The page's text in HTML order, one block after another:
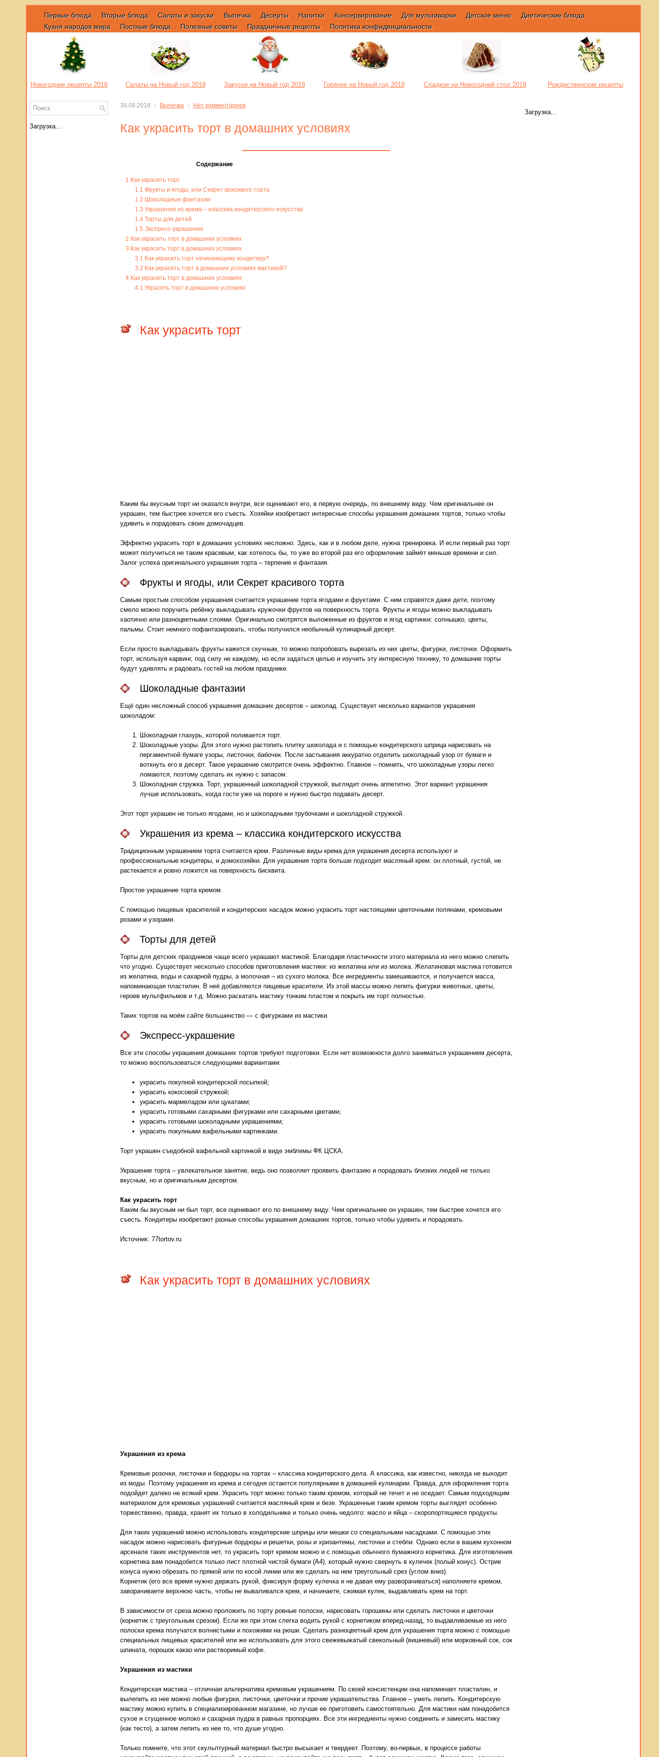
Первые блюда Вторые блюда Салаты и закуски Выпечка Десерты Напитки Консервирование Для мультиварки Детское меню
Диетические блюда
Кухня народов мира
Постные блюда Полезные советы Праздничные рецепты Политика конфиденциальности
Новогодние рецепты 2019 Салаты на Новый год 2019 Закуски на Новый год 2019 Горячее на Новый год 2019 Сладкое на Новогодний стол 2019 Рождественские рецепты
30.08.2018 Выпечка Нет комментариев
Как украсить торт в домашних условиях
Содержание
1 Как украсить торт
1.1 Фрукты и ягоды, или Секрет красивого торта
1.2 Шоколадные фантазии
1.3 Украшения из крема – классика кондитерского искусства
1.4Торты для детей
1.5 Экспресс-украшение
2 Как украсить торт в домашних условиях
3 Как украсить торт в домашних условиях
3.1 Как украсить торт начинающему кондитеру?
3.2 Как украсить торт в домашних условиях мастикой?
4 Как украсить торт в домашних условиях
4.1 Украсить торт в домашних условиях
Как украсить торт
Каким бы вкусным торт ни оказался внутри, все оценивают его, в первую очередь, по внешнему виду. Чем оригинальнее он
украшен, тем быстрее хочется его съесть. Хозяйки изобретают интересные способы украшения домашних тортов, только чтобы
удивить и порадовать своих домочадцев.
Эффектно украсить торт в домашних условиях несложно. Здесь, как и в любом деле, нужна тренировка. И если первый раз торт
может получиться не таким красивым, как хотелось бы, то уже во второй раз его оформление займёт меньше времени и сил.
Залог успеха оригинального украшения торта – терпение и фантазия.
Фрукты и ягоды, или Секрет красивого торта
Самым простым способом украшения считается украшение торта ягодами и фруктами. С ним справятся даже дети, поэтому
смело можно поручить ребёнку выкладывать кружочки фруктов на поверхность торта. Фрукты и ягоды можно выкладывать
хаотично или разноцветными слоями. Оригинально смотрятся выложенные из фруктов и ягод картинки: солнышко, цветы,
пальмы. Стоит немного пофантазировать, чтобы получился необычный кулинарный десерт.
Если просто выкладывать фрукты кажется скучным, то можно попробовать вырезать из них цветы, фигурки, листочки. Оформить
торт, используя карвинг, под силу не каждому, но если задаться целью и изучить эту интересную технику, то домашние торты
будут удивлять и радовать гостей на любом празднике.
Шоколадные фантазии
Ещё один несложный способ украшения домашних десертов – шоколад. Существует несколько вариантов украшения
шоколадом:
Шоколадная глазурь, которой поливается торт.
Шоколадные узоры. Для этого нужно растопить плитку шоколада и с помощью кондитерского шприца нарисовать на
пергаментной бумаге узоры, листочки, бабочек. После застывания аккуратно отделить шоколадный узор от бумаги и
воткнуть его в десерт. Такое украшение смотрится очень эффектно. Главное – помнить, что шоколадные узоры легко
ломаются, поэтому сделать их нужно с запасом.
Шоколадная стружка. Торт, украшенный шоколадной стружкой, выглядит очень аппетитно. Этот вариант украшения
лучше использовать, когда гости уже на пороге и нужно быстро подавать десерт.
Этот торт украшен не только ягодами, но и шоколадными трубочками и шоколадной стружкой.
Украшения из крема – классика кондитерского искусства
Традиционным украшением торта считается крем. Различные виды крема для украшения десерта используют и
профессиональные кондитеры, и домохозяйки. Для украшения торта больше подходит масляный крем: он плотный, густой, не
растекается и ровно ложится на поверхность бисквита.
Простое украшение торта кремом.
С помощью пищевых красителей и кондитерских насадок можно украсить торт настоящими цветочными полянами, кремовыми
розами и узорами.
Торты для детей
Торты для детских праздников чаще всего украшают мастикой. Благодаря пластичности этого материала из него можно слепить
что угодно. Существует несколько способов приготовления мастики: из желатина или из молока. Желатиновая мастика готовится
из желатина, воды и сахарной пудры, а молочная – из сухого молока. Все ингредиенты замешиваются, и получается масса,
напоминающая пластилин. В неё добавляются пищевые красители. Из этой массы можно лепить фигурки животных, цветы,
героев мультфильмов и т.д. Можно раскатать мастику тонким пластом и покрыть им торт полностью.
Таких тортов на моём сайте большинство — с фигурками из мастики.
Экспресс-украшение
Все эти способы украшения домашних тортов требуют подготовки. Если нет возможности долго заниматься украшением десерта,
то можно воспользоваться следующими вариантами:
украсить покупной кондитерской посыпкой;
украсить кокосовой стружкой;
украсить мармеладом или цукатами;
украсить готовыми сахарными фигурками или сахарными цветами;
украсить готовыми шоколадными украшениями;
украсить покупными вафельными картинками.
Торт украшен съедобной вафельной картинкой в виде эмблемы ФК ЦСКА.
Украшение торта – увлекательное занятие, ведь оно позволяет проявить фантазию и порадовать близких людей не только
вкусным, но и оригинальным десертом.
Как украсить торт
Каким бы вкусным ни был торт, все оценивают его по внешнему виду. Чем оригинальнее он украшен, тем быстрее хочется его
съесть. Кондитеры изобретают разные способы украшения домашних тортов, только чтобы удивить и порадовать.
Источник: 77tortov.ru
Как украсить торт в домашних условиях
Украшения из крема
Кремовые розочки, листочки и бордюры на тортах – классика кондитерского дела. А классика, как известно, никогда не выходит
из моды. Поэтому украшения из крема и сегодня остаются популярными в домашней кулинарии. Правда, для оформления торта
подойдет далеко не всякий крем. Украсить торт можно только таким кремом, который не течет и не оседает. Самым подходящим
материалом для кремовых украшений считается масляный крем и безе. Украшенные таким кремом торты выглядят особенно
торжественно, правда, хранят их только в холодильнике и только очень недолго: масло и яйца – скоропортящиеся продукты.
Для таких украшений можно использовать кондитерские шприцы или мешки со специальными насадками. С помощью этих
насадок можно нарисовать фигурные бордюры и решетки, розы и хризантемы, листочки и стебли. Однако если в вашем кухонном
арсенале таких инструментов нет, то украсить торт кремом можно и с помощью обычного бумажного корнетика. Для изготовления
корнетика вам понадобится только лист плотной чистой бумаги (А4), который нужно свернуть в кулечек (полый конус). Острие
конуса нужно обрезать по прямой или по косой линии или же сделать на нем треугольный срез (углом вниз).
Корнетик (его все время нужно держать рукой, фиксируя форму кулечка и не давая ему разворачиваться) наполняете кремом,
заворачиваете верхнюю часть, чтобы не вываливался крем, и начинаете, сжимая кулек, выдавливать крем на торт.
В зависимости от среза можно проложить по торту ровные полоски, нарисовать горошины или сделать листочки и цветочки
(корнетик с треугольным срезом). Если же при этом слегка водить рукой с корнетиком вперед-назад, то выдавливаемые из него
полоски крема получатся волнистыми и похожими на рюши. Сделать разноцветный крем для украшения торта можно с помощью
специальных пищевых красителей или же использовать для этого свежевыжатый свекольный (вишневый) или морковный сок, сок
шпината, порошок какао или растворимый кофе.
Украшения из мастики
Кондитерская мастика – отличная альтернатива кремовым украшениям. По своей консистенции она напоминает пластилин, и
вылепить из нее можно любые фигурки, листочки, цветочки и прочие украшательства. Главное – уметь лепить. Кондитерскую
мастику можно купить в специализированном магазине, но лучше ее приготовить самостоятельно. Для мастики нам понадобится
сухое и сгущенное молоко и сахарная пудра в равных пропорциях. Все эти ингредиенты нужно соединить и замесить мастику
(как тесто), а затем лепить из нее то, что душе угодно.
Только помните, что этот скульптурный материал быстро высыхает и твердеет. Поэтому, во-первых, в процессе работы
Загрузка...
Загрузка...